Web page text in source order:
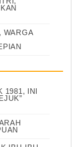
WARGA
1981, INI